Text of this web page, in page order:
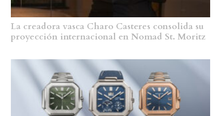
La creadora vasca Charo Casteres consolida su
proyección internacional en Nomad St. Moritz